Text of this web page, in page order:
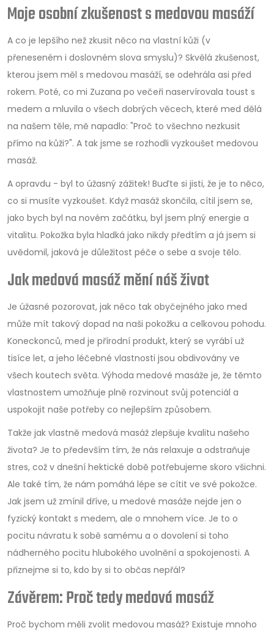
Moje osobní zkušenost s medovou masáží
A co je lepšího než zkusit něco na vlastní kůži (v
přeneseném i doslovném slova smyslu)? Skvělá zkušenost,
kterou jsem měl s medovou masáží, se odehrála asi před
rokem. Poté, co mi Zuzana po večeři naservírovala toust s
medem a mluvila o všech dobrých věcech, které med dělá
na našem těle, mě napadlo: "Proč to všechno nezkusit
přímo na kůži?". A tak jsme se rozhodli vyzkoušet medovou
masáž.
A opravdu - byl to úžasný zážitek! Buďte si jisti, že je to něco,
co si musíte vyzkoušet. Když masáž skončila, cítil jsem se,
jako bych byl na novém začátku, byl jsem plný energie a
vitalitu. Pokožka byla hladká jako nikdy předtím a já jsem si
uvědomil, jaková je důležitost péče o sebe a svoje tělo.
Jak medová masáž mění náš život
Je úžasné pozorovat, jak něco tak obyčejného jako med
může mít takový dopad na naši pokožku a celkovou pohodu.
Koneckonců, med je přírodní produkt, který se vyrábí už
tisíce let, a jeho léčebné vlastnosti jsou obdivovány ve
všech koutech světa. Výhoda medové masáže je, že těmto
vlastnostem umožňuje plně rozvinout svůj potenciál a
uspokojit naše potřeby co nejlepším způsobem.
Takže jak vlastně medová masáž zlepšuje kvalitu našeho
života? Je to především tím, že nás relaxuje a odstraňuje
stres, což v dnešní hektické době potřebujeme skoro všichni.
Ale také tím, že nám pomáhá lépe se cítit ve své pokožce.
Jak jsem už zmínil dříve, u medové masáže nejde jen o
fyzický kontakt s medem, ale o mnohem více. Je to o
pocitu návratu k sobě samému a o dovolení si toho
nádherného pocitu hlubokého uvolnění a spokojenosti. A
přiznejme si to, kdo by si to občas nepřál?
Závěrem: Proč tedy medová masáž
Proč bychom měli zvolit medovou masáž? Existuje mnoho